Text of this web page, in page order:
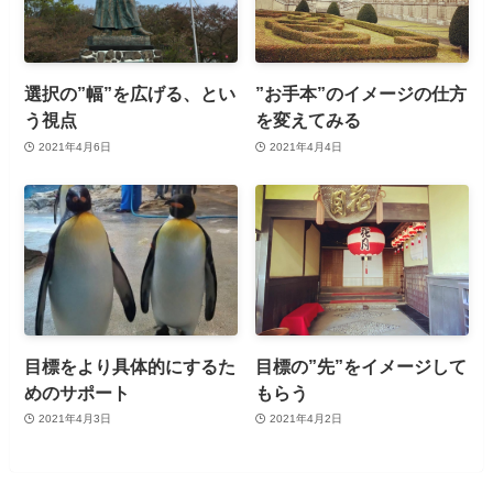
選択の”幅”を広げる、とい
う視点
2021年4月6日
”お手本”のイメージの仕方
を変えてみる
2021年4月4日
目標をより具体的にするた
めのサポート
2021年4月3日
目標の”先”をイメージして
もらう
2021年4月2日